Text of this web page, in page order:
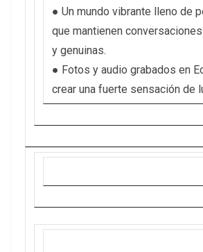
● Un mundo vibrante lleno de
que mantienen
y genuinas.
● Fotos y audio grabados en
crear una fuerte sensación de